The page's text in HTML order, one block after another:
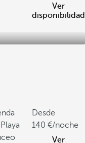
Ver
disponibilidad
Desde
140
/noche
Ver